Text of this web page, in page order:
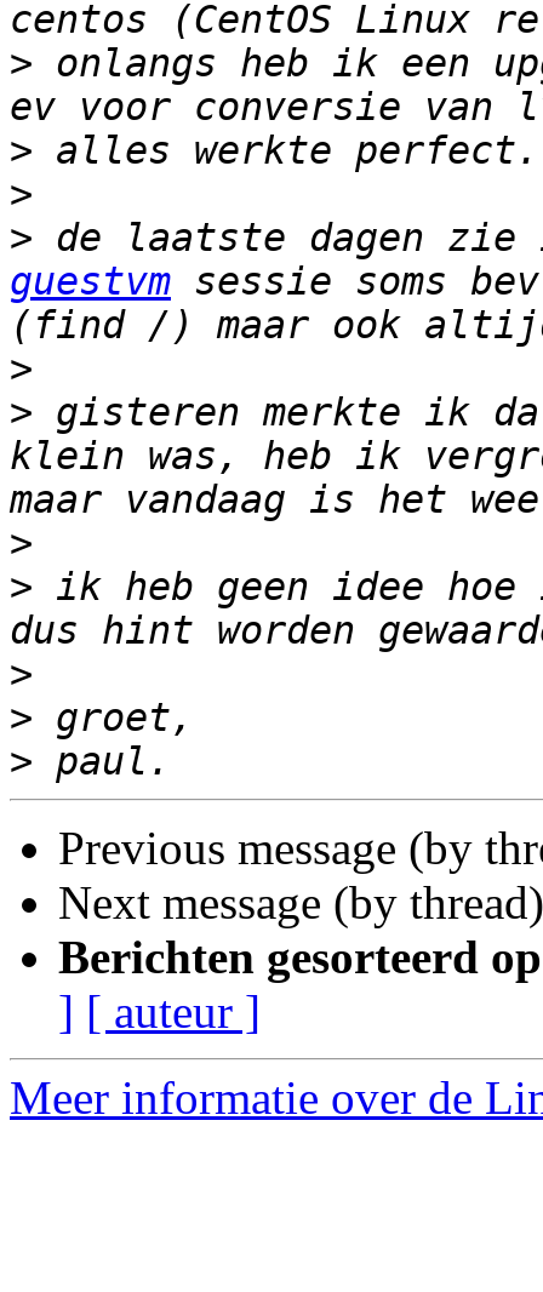
> onlangs heb ik een
>
>
> de laatste dagen
guestvm sessie soms
>
> gisteren merkte ik
klein was, heb ik
>
> ik heb geen idee
>
>
>
Previous message (by
Next message (by
Berichten gesorteerd
] [ auteur ]
Meer informatie over de